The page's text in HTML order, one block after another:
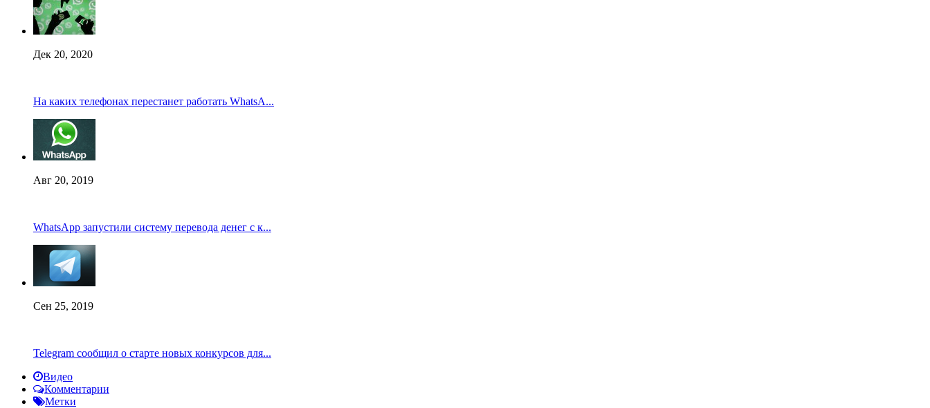
Дек 20, 2020
На каких телефонах перестанет работать WhatsA...
Авг 20, 2019
WhatsApp запустили систему перевода денег с к...
Сен 25, 2019
Telegram сообщил о старте новых конкурсов для...
Видео
Комментарии
Метки